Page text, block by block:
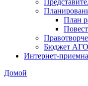
План
Бюджет АГО
Интернет-
Домой